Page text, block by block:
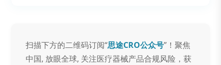
扫描下方的二维码订阅“思途CRO公众号”！聚焦
中国, 放眼全球, 关注医疗器械产品合规风险，获